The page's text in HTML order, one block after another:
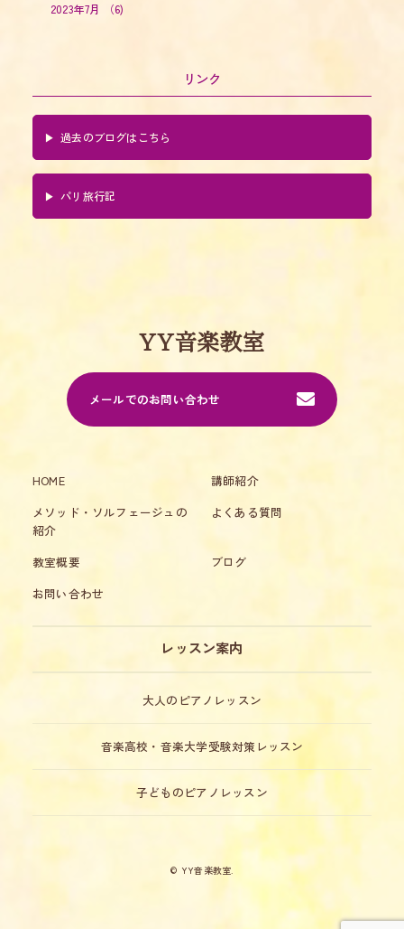
2023年7月 （6)
リンク
過去のブログはこちら
パリ旅行記
YY音楽教室
メールでのお問い合わせ
HOME
講師紹介
メソッド・ソルフェージュの
紹介
よくある質問
教室概要
ブログ
お問い合わせ
レッスン案内
大人のピアノレッスン
音楽高校・音楽大学受験対策レッスン
子どものピアノレッスン
© YY音楽教室.